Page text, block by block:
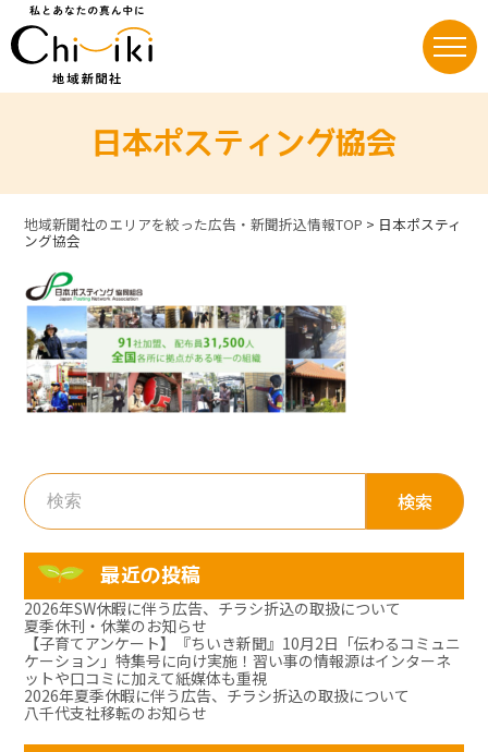
日本ポスティング協会
地域新聞社のエリアを絞った広告・新聞折込情報TOP > 日本ポスティ
ング協会
検
索:
最近の投稿
2026年SW休暇に伴う広告、チラシ折込の取扱について
夏季休刊・休業のお知らせ
【子育てアンケート】『ちいき新聞』10月2日「伝わるコミュニ
ケーション」特集号に向け実施！習い事の情報源はインターネ
ットや口コミに加えて紙媒体も重視
2026年夏季休暇に伴う広告、チラシ折込の取扱について
八千代支社移転のお知らせ